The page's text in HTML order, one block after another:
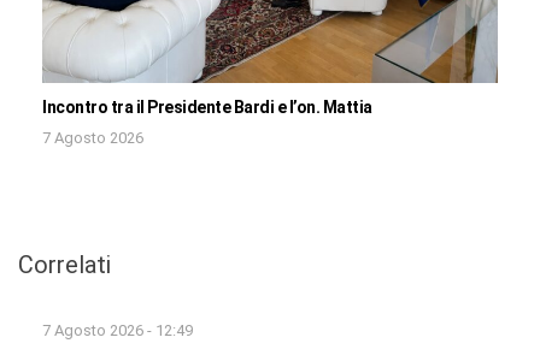
Incontro tra il Presidente Bardi e l’on. Mattia
7 Agosto 2026
Correlati
7 Agosto 2026 - 12:49